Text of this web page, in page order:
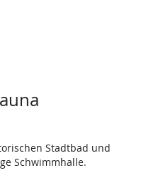
Stadtbad und
Schwimmhalle.